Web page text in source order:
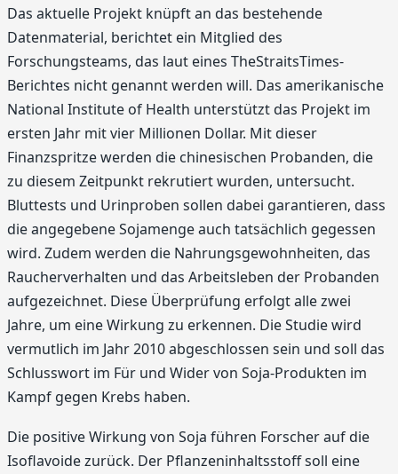
Das aktuelle Projekt knüpft an das bestehende
Datenmaterial, berichtet ein Mitglied des
Forschungsteams, das laut eines TheStraitsTimes-
Berichtes nicht genannt werden will. Das amerikanische
National Institute of Health unterstützt das Projekt im
ersten Jahr mit vier Millionen Dollar. Mit dieser
Finanzspritze werden die chinesischen Probanden, die
zu diesem Zeitpunkt rekrutiert wurden, untersucht.
Bluttests und Urinproben sollen dabei garantieren, dass
die angegebene Sojamenge auch tatsächlich gegessen
wird. Zudem werden die Nahrungsgewohnheiten, das
Raucherverhalten und das Arbeitsleben der Probanden
aufgezeichnet. Diese Überprüfung erfolgt alle zwei
Jahre, um eine Wirkung zu erkennen. Die Studie wird
vermutlich im Jahr 2010 abgeschlossen sein und soll das
Schlusswort im Für und Wider von Soja-Produkten im
Kampf gegen Krebs haben.
Die positive Wirkung von Soja führen Forscher auf die
Isoflavoide zurück. Der Pflanzeninhaltsstoff soll eine